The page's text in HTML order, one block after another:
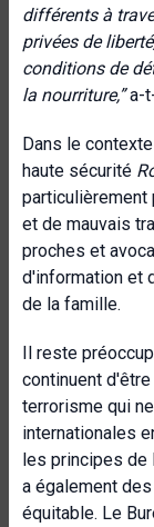
différents à
privées de
conditions de
la nourriture,”a-
Dans le
haute sécurité
particulièrement
et de mauvais
proches et
d'information et
de la famille.
Il reste
continuent
terrorisme qui
internationales
les principes de
a également
équitable. Le